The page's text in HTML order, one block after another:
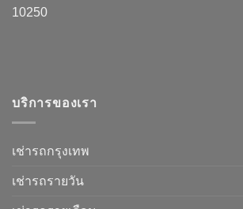
10250
บริการของเรา
เช่ารถกรุงเทพ
เช่ารถรายวัน